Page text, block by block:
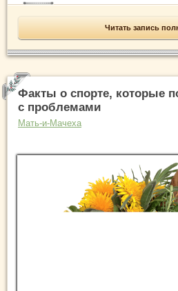
Читать запись
Факты о спорте, которые
с проблемами
Мать-и-Мачеха